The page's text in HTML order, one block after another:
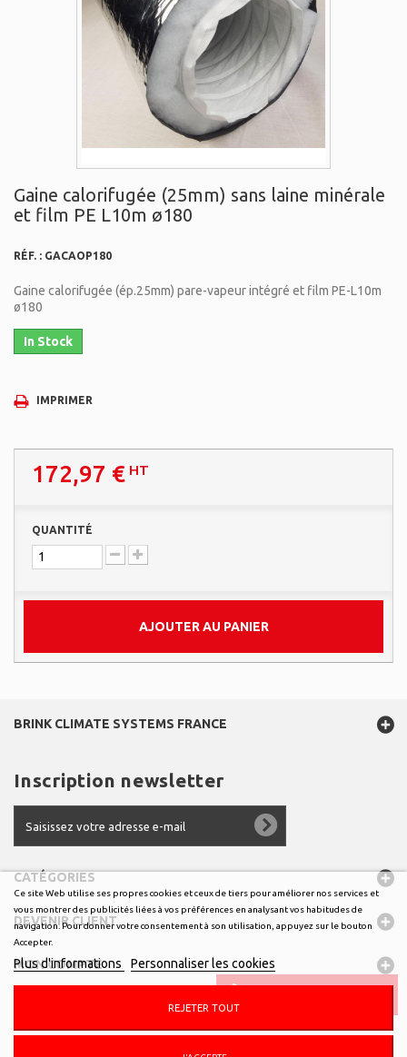
Gaine calorifugée (25mm) sans laine minérale
et film PE L10m ø180
RÉF. : GACAOP180
Gaine calorifugée (ép.25mm) pare-vapeur intégré et film PE-L10m
ø180
In Stock
IMPRIMER
172,97 € HT
QUANTITÉ
AJOUTER AU PANIER
BRINK CLIMATE SYSTEMS FRANCE
Inscription newsletter
CATÉGORIES
DEVENIR CLIENT
MON COMPTE
Ce site Web utilise ses propres cookies et ceux de tiers pour améliorer nos services et
vous montrer des publicités liées à vos préférences en analysant vos habitudes de
navigation. Pour donner votre consentement à son utilisation, appuyez sur le bouton
Accepter.
Plus d'informations Personnaliser les cookies
REJETER TOUT
COMMANDER EN LIGNE :